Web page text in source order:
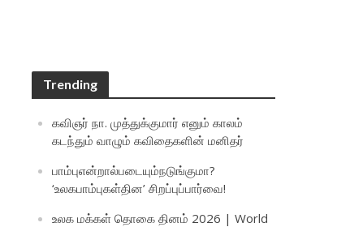
Trending
கவிஞர் நா. முத்துக்குமார் எனும் காலம்
கடந்தும் வாழும் கவிதைகளின் மனிதர்
பாம்புஎன்றால்படையும்நடுங்குமா?
‘உலகபாம்புகள்தின’ சிறப்புப்பார்வை!
உலக மக்கள் தொகை தினம் 2026 | World